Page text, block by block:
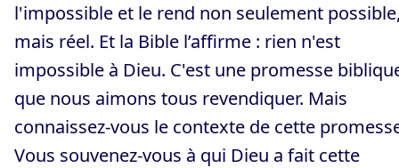
l'impossible et le rend non seulement
mais réel. Et la Bible l’affirme : rien n'est
impossible à Dieu. C'est une promesse
que nous aimons tous revendiquer. Mais
connaissez-vous le contexte de cette
Vous souvenez-vous à qui Dieu a fait cette